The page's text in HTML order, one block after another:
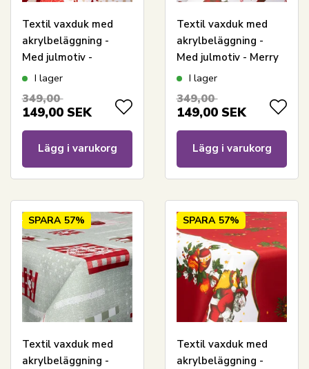
Textil vaxduk med
akrylbeläggning -
Med julmotiv -
Julgranar och
bred - På metervara
I lager
349,00
149,00 SEK
Lägg i varukorg
Textil vaxduk med
akrylbeläggning -
Med julmotiv - Merry
Christmas - 140 cm
I lager
349,00
149,00 SEK
Lägg i varukorg
SPARA 57%
Textil vaxduk med
akrylbeläggning -
SPARA 57%
Textil vaxduk med
akrylbeläggning -